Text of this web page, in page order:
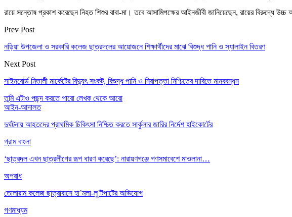
রায়ে সন্তোষ প্রকাশ করেছেন নিহত শিশুর বাবা-মা। তবে আসামিপক্ষের আইনজীবী জানিয়েছেন, রায়ের বিরুদ্ধে
Prev Post
নড়িয়া উপজেলা ও সরকারি কলেজ ছাত্রদলের আয়োজনে শিক্ষার্থীদের মাঝে বিশুদ্ধ পানি ও স্যালাইন বিতরণ
Next Post
সাইনবোর্ড মিতালী মার্কেটের বিদ্যুৎ সংকট, বিশুদ্ধ পানি ও নিরাপত্তা নিশ্চিতের দাবিতে মানববন্ধন
তুমি এটাও পছন্দ করতে পারো লেখক থেকে আরো
আইন-আদালত
দুর্ঘটনায় আহতদের প্রাথমিক চিকিৎসা নিশ্চিত করতে সার্কুলার জারির নির্দেশ হাইকোর্টের
গ্রাম বাংলা
‘ছাত্রদল এখন ছাত্রলীগের রূপ ধারণ করেছে’: নারায়ণগঞ্জে গণসমাবেশে মাওলানা…
অপরাধ
তোলারাম কলেজ ছাত্রাবাসে হা’মলা-লু’টপাটের অভিযোগ
গণমাধ্যম